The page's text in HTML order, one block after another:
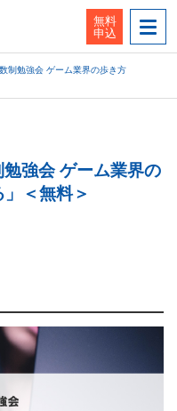
無料
申込
制勉強会 ゲーム業界の歩き方
強会 ゲーム業界の
＜無料＞